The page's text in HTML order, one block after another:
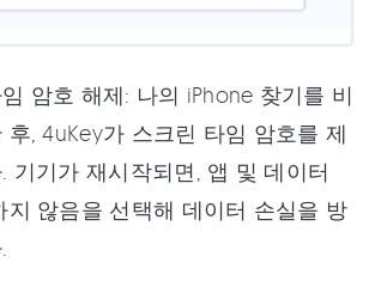
암호 해제: 나의 iPhone 찾기를 비
후, 4uKey가 스크린 타임 암호를 제
기기가 재시작되면, 앱 및 데이터
지 않음을 선택해 데이터 손실을 방